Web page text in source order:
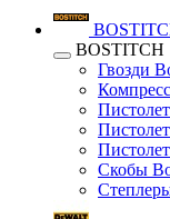
BOSTITCH
Гвозди
Скобы